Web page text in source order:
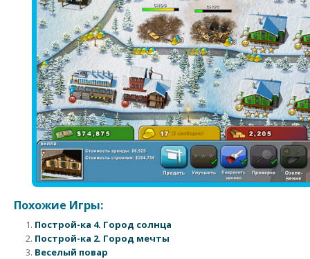
Похожие Игры:
Построй-ка 4. Город солнца
Построй-ка 2. Город мечты
Веселый повар